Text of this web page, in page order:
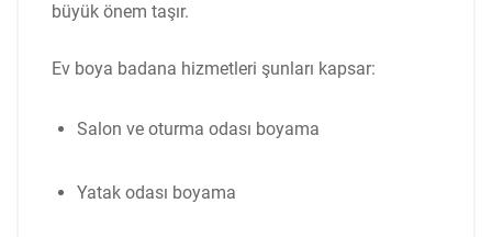
büyük önem taşır.
Ev boya badana hizmetleri şunları kapsar:
Salon ve oturma odası boyama
Yatak odası boyama